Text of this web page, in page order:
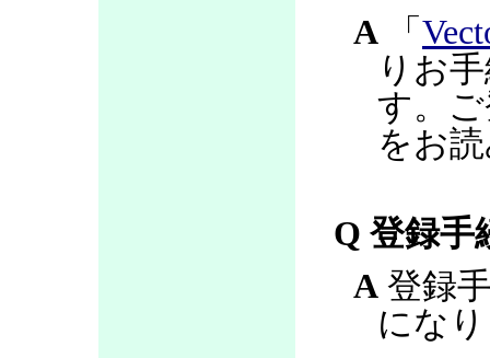
A 「
りお
す。
をお
Q 登録手
A 登録
にな